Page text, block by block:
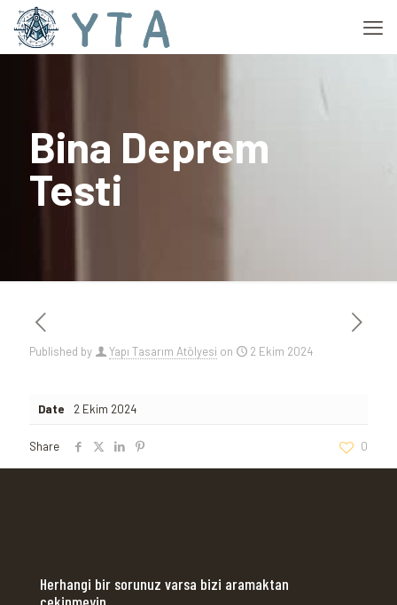
Bina Deprem
Testi
Published by Yapı Tasarım Atölyesi on 2 Ekim 2024
Date 2 Ekim 2024
Share 0
Herhangi bir sorunuz varsa bizi aramaktan